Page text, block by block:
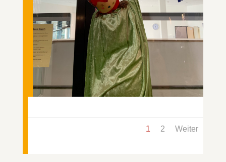
1 2 Weiter